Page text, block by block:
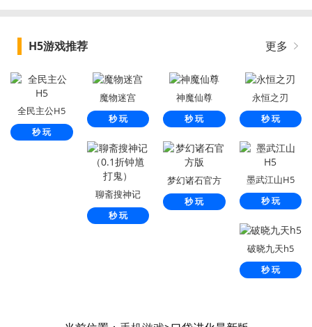
H5游戏推荐 更多
全民主公H5
秒 玩
魔物迷宫
秒 玩
神魔仙尊
秒 玩
永恒之刃
秒 玩
聊斋搜神记
（0.1折钟馗打
鬼）
秒 玩
梦幻诸石官方
版
秒 玩
墨武江山H5
秒 玩
破晓九天h5
秒 玩